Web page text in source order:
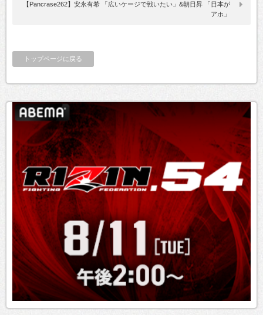
【Pancrase262】安永有希 「広いケージで戦いたい」&朝日昇 「日本が
アホ」
トップページに戻る